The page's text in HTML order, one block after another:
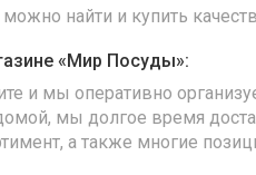
можно найти и купить
«Мир Посуды»:
и мы оперативно
мы долгое время
а также многие